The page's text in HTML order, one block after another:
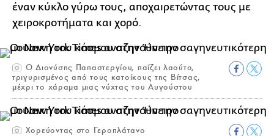
έναν κύκλο γύρω τους, αποχαιρετώντας τους με
χειροκροτήματα και χορό.
Ο Διονύσης Παπαστεργίου, παίζει λαούτο,
τριγυρισμένος από τους κατοίκους της Βίτσας,
μέχρι το χάραμα μιας νύχτας του Αυγούστου
Χορεύοντας στο Γεροπλάτανο